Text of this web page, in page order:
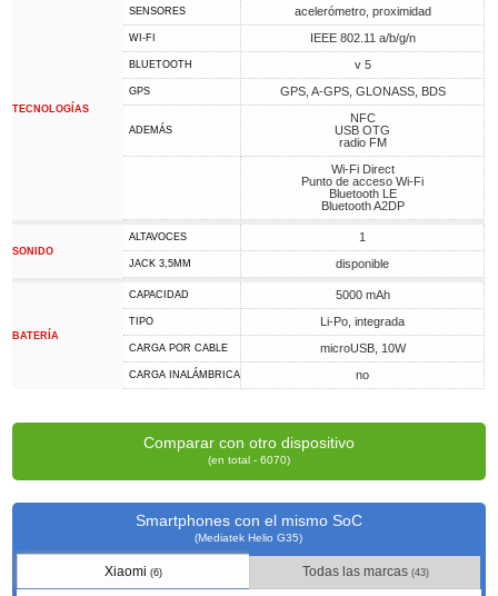
TECNOLOGÍAS
SENSORES acelerómetro, proximidad
WI-FI IEEE 802.11 a/b/g/n
BLUETOOTH v 5
GPS GPS, A-GPS, GLONASS, BDS
ADEMÁS
NFC
USB OTG
radio FM
Wi-Fi Direct
Punto de acceso Wi-Fi
Bluetooth LE
Bluetooth A2DP
SONIDO
ALTAVOCES 1
JACK 3,5MM disponible
BATERÍA
CAPACIDAD 5000 mAh
TIPO Li-Po, integrada
CARGA POR CABLE microUSB, 10W
CARGA INALÁMBRICA no
Comparar con otro dispositivo
(en total - 6070)
Smartphones con el mismo SoC
(Mediatek Helio G35)
Xiaomi(6) Todas las marcas (43)